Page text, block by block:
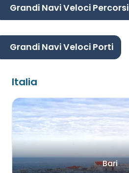
Grandi Navi Veloci Percorsi
Grandi Navi Veloci Porti
Italia
Bari